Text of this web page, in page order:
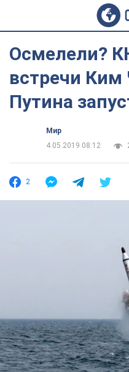
Осмелели?
встречи
Путина
Мир
4.05.2019 08:12
2